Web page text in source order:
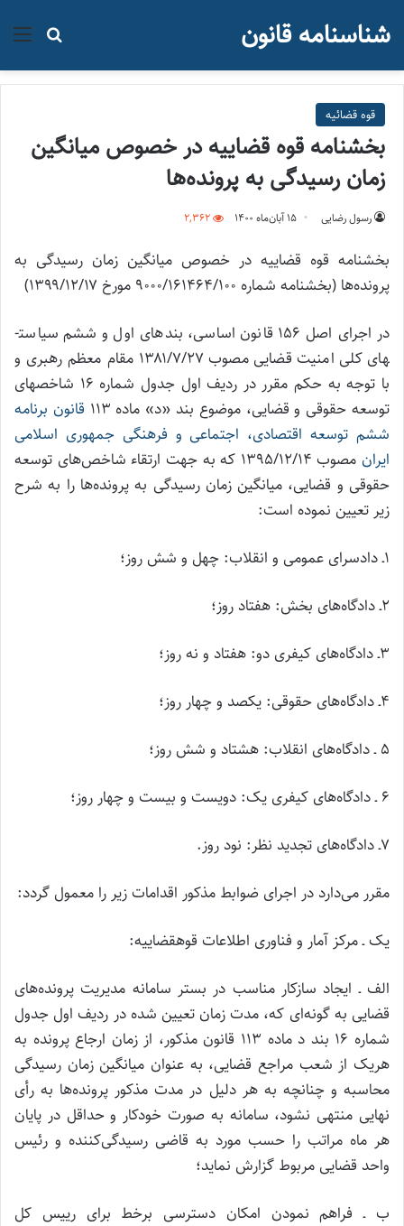
جستجو شناسنامه قانون
قوه قضائيه
بخشنامه قوه قضاییه در خصوص میانگین
زمان رسیدگی به پرونده‌ها
رسول رضایی ۱۵ آبان‌ماه ۱۴۰۰ 2,362
بخشنامه قوه قضاییه در خصوص میانگین زمان رسیدگی به
پرونده‌ها (بخشنامه شماره ۹۰۰۰/۱۶۱۴۶۴/۱۰۰ مورخ ۱۳۹۹/۱۲/۱۷)
در اجرای اصل ۱۵۶ قانون اساسی، بندهای اول و ششم سیاست­
های کلی امنیت قضایی مصوب ۱۳۸۱/۷/۲۷ مقام معظم رهبری و
با توجه به حکم مقرر در ردیف اول جدول شماره ۱۶ شاخص­های
توسعه حقوقی و قضایی، موضوع بند «د» ماده ۱۱۳
قانون برنامه
ششم توسعه اقتصادی، اجتماعی و فرهنگی جمهوری اسلامی
ایران
مصوب ۱۳۹۵/۱۲/۱۴ که به جهت ارتقاء شاخص‌های توسعه
حقوقی و قضایی، میانگین زمان رسیدگی به پرونده‌ها را به شرح
زیر تعیین نموده است:
۱ـ دادسرای عمومی و انقلاب: چهل و شش روز؛
۲ـ دادگاه‌های بخش:­ هفتاد روز؛
۳ـ دادگاه‌های کیفری دو: هفتاد و نه روز؛
۴ـ دادگاه‌های حقوقی:­ یکصد و چهار روز؛
۵ ـ دادگاه‌های انقلاب:­ هشتاد و شش روز؛
۶ ـ دادگاه‌های کیفری یک: دویست و بیست و چهار روز؛
۷ـ دادگاه‌های تجدید نظر:­ نود روز.
مقرر می‌دارد در اجرای ضوابط مذکور اقدامات زیر را معمول گردد:
یک ـ مرکز آمار و فناوری اطلاعات قوه­قضاییه:
الف ـ ایجاد سازکار مناسب در بستر سامانه مدیریت پرونده‌های
قضایی به گونه‌ای که، مدت زمان تعیین شده در ردیف اول جدول
شماره ۱۶ بند د ماده ۱۱۳ قانون مذکور، از زمان ارجاع پرونده به
هریک از شعب مراجع قضایی، به عنوان میانگین زمان رسیدگی
محاسبه و چنانچه به هر دلیل در مدت مذکور پرونده‌ها به رأی
نهایی منتهی نشود، سامانه به صورت خودکار و حداقل در پایان
هر ماه مراتب را حسب مورد به قاضی رسیدگی‌کننده و رئیس
واحد قضایی مربوط گزارش نماید؛
ب ـ‌ فراهم نمودن امکان دسترسی برخط برای رییس کل